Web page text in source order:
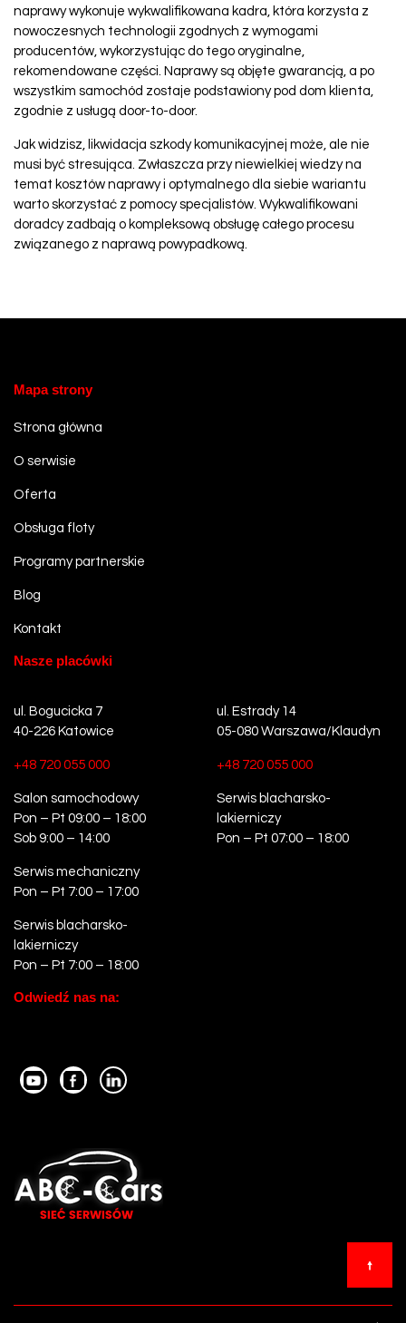
naprawy wykonuje wykwalifikowana kadra, która korzysta z
nowoczesnych technologii zgodnych z wymogami
producentów, wykorzystując do tego oryginalne,
rekomendowane części. Naprawy są objęte gwarancją, a po
wszystkim samochód zostaje podstawiony pod dom klienta,
zgodnie z usługą door-to-door.
Jak widzisz, likwidacja szkody komunikacyjnej może, ale nie
musi być stresująca. Zwłaszcza przy niewielkiej wiedzy na
temat kosztów naprawy i optymalnego dla siebie wariantu
warto skorzystać z pomocy specjalistów. Wykwalifikowani
doradcy zadbają o kompleksową obsługę całego procesu
związanego z naprawą powypadkową.
Mapa strony
Strona główna
O serwisie
Oferta
Obsługa floty
Programy partnerskie
Blog
Kontakt
Nasze placówki
ul. Bogucicka 7
40-226 Katowice
+48 720 055 000
Salon samochodowy
Pon – Pt 09:00 – 18:00
Sob 9:00 – 14:00
Serwis mechaniczny
Pon – Pt 7:00 – 17:00
Serwis blacharsko-
lakierniczy
Pon – Pt 7:00 – 18:00
ul. Estrady 14
05-080 Warszawa/Klaudyn
+48 720 055 000
Serwis blacharsko-
lakierniczy
Pon – Pt 07:00 – 18:00
Odwiedź nas na: